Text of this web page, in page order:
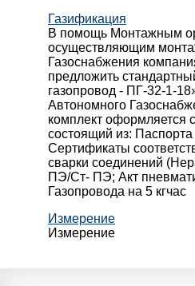
Газификация
В помощь Монтажным
осуществляющим
Газоснабжения
предложить
газопровод - ПГ-32-1-
Автономного
комплект оформляется
состоящий из:
Сертификаты
сварки соединений
ПЭ/Ст- ПЭ; Акт
Газопровода на 5 кгчас
Измерение
Измерение